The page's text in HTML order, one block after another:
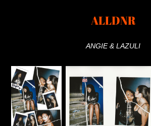
ALLDNR
ANGIE & LAZULI